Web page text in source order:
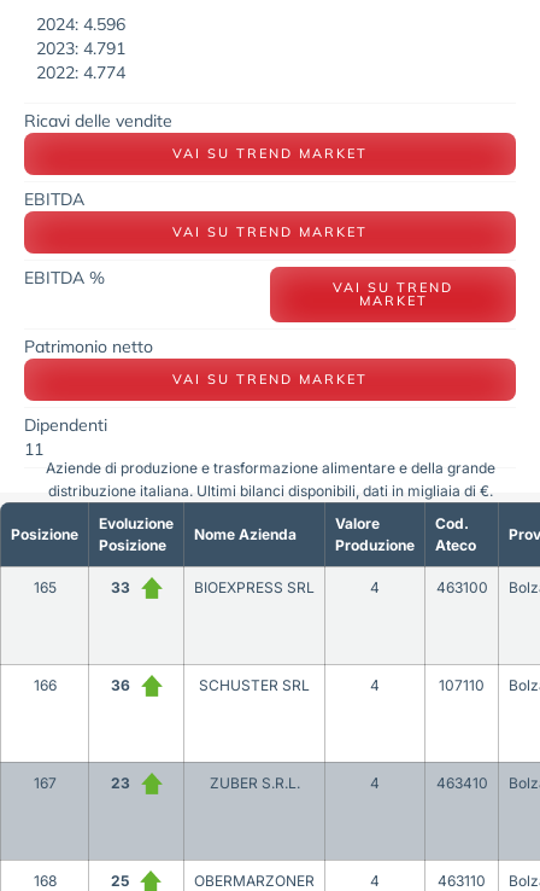
2024: 4.596
2023: 4.791
2022: 4.774
Ricavi delle vendite
VAI SU TREND MARKET
EBITDA
VAI SU TREND MARKET
EBITDA % VAI SU TREND
MARKET
Patrimonio netto
VAI SU TREND MARKET
Dipendenti
11
Posizione
Evoluzione
Posizione
Nome Azienda
Valore
Produzione
Cod.
Ateco
165 33 BIOEXPRESS SRL 4 463100
166 36 SCHUSTER SRL 4 107110
167 23 ZUBER S.R.L. 4 463410
168 25
OBERMARZONER
4 463110
Aziende di produzione e trasformazione alimentare e della grande
distribuzione italiana. Ultimi bilanci disponibili, dati in migliaia di €.